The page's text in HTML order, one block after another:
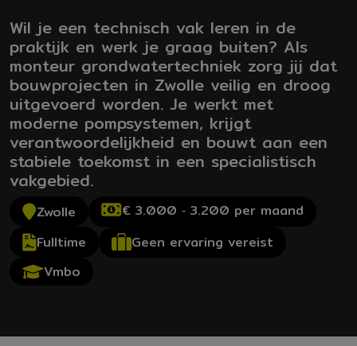
Wil je een technisch vak leren in de
praktijk en werk je graag buiten? Als
monteur grondwatertechniek zorg jij dat
bouwprojecten in Zwolle veilig en droog
uitgevoerd worden. Je werkt met
moderne pompsystemen, krijgt
verantwoordelijkheid en bouwt aan een
stabiele toekomst in een specialistisch
vakgebied.
Zwolle
€ 3.000 ‐ 3.200 per maand
Fulltime
Geen ervaring vereist
Vmbo